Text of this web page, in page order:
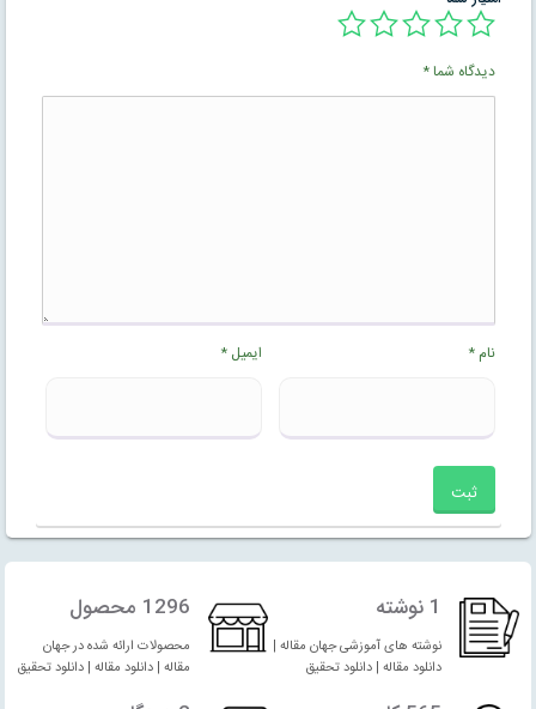
دیدگاه شما*
نام* ایمیل*
1 نوشته
نوشته های آموزشی جهان مقاله |
دانلود مقاله | دانلود تحقیق
1296 محصول
محصولات ارائه شده در جهان
مقاله | دانلود مقاله | دانلود تحقیق